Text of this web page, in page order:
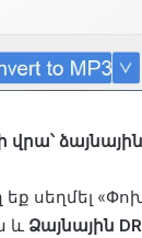
եք սեղմել
և Ձայնային